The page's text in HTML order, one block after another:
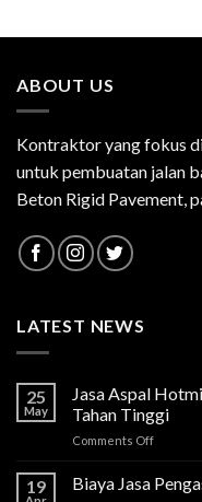
ABOUT US
Kontraktor yang fokus
untuk pembuatan jalan
Beton Rigid Pavement,
LATEST NEWS
25
May
Jasa Aspal
Tahan Tinggi
Comments Offon
Aspal
Hotmix
19 Biaya Jasa